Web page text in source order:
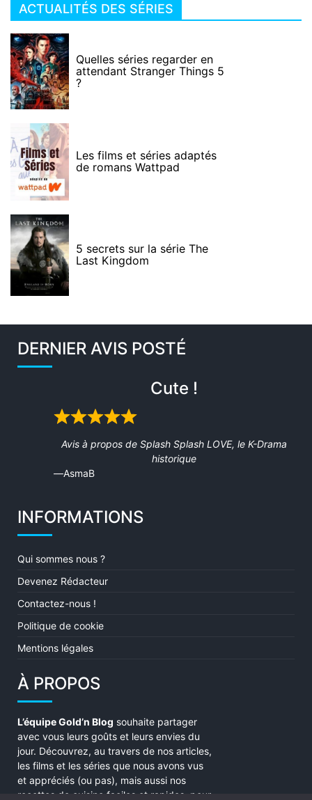
ACTUALITÉS DES SÉRIES
Quelles séries regarder en
attendant Stranger Things 5
?
Les films et séries adaptés
de romans Wattpad
5 secrets sur la série The
Last Kingdom
DERNIER AVIS POSTÉ
Cute !
Rated
Avis à propos de Splash Splash LOVE, le K-Drama
historique
AsmaB
INFORMATIONS
Qui sommes nous ?
Devenez Rédacteur
Contactez-nous !
Politique de cookie
Mentions légales
À PROPOS
L’équipe Gold’n Blog souhaite partager
avec vous leurs goûts et leurs envies du
jour. Découvrez, au travers de nos articles,
les films et les séries que nous avons vus
et appréciés (ou pas), mais aussi nos
recettes de cuisine faciles et rapides, pour